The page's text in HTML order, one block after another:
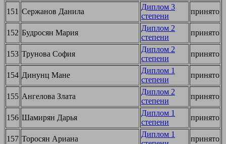
151 Сержанов Данила
Диплом 3
степени
принято
152 Будросян Мария
Диплом 2
степени
принято
153 Трунова София
Диплом 2
степени
принято
154 Динунц Мане
Диплом 1
степени
принято
155 Ангелова Злата
Диплом 2
степени
принято
156 Шамирян Дарья
Диплом 1
степени
принято
157 Торосян Ариана
Диплом 1
принято